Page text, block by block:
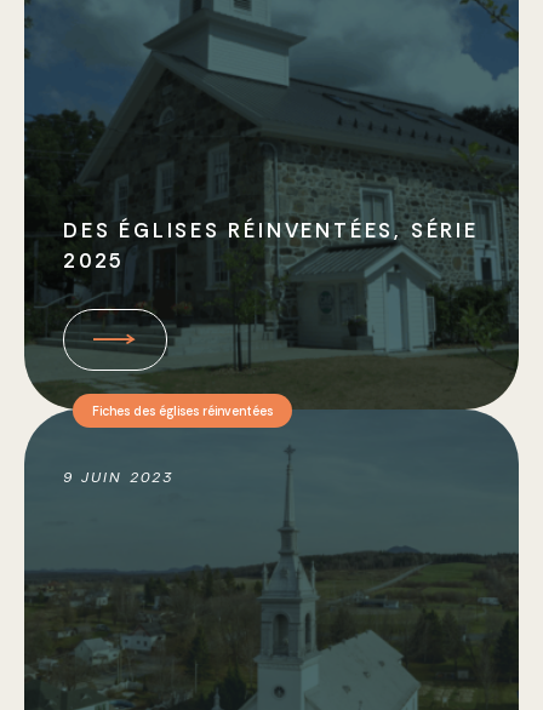
Bulletins
Types de travaux
DES ÉGLISES RÉINVENTÉES, SÉRIE
2025
9 JUIN 2023
Fiches des églises réinventées